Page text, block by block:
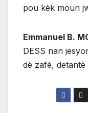
pou kèk moun
Emmanuel B.
DESS nan
dè zafè,